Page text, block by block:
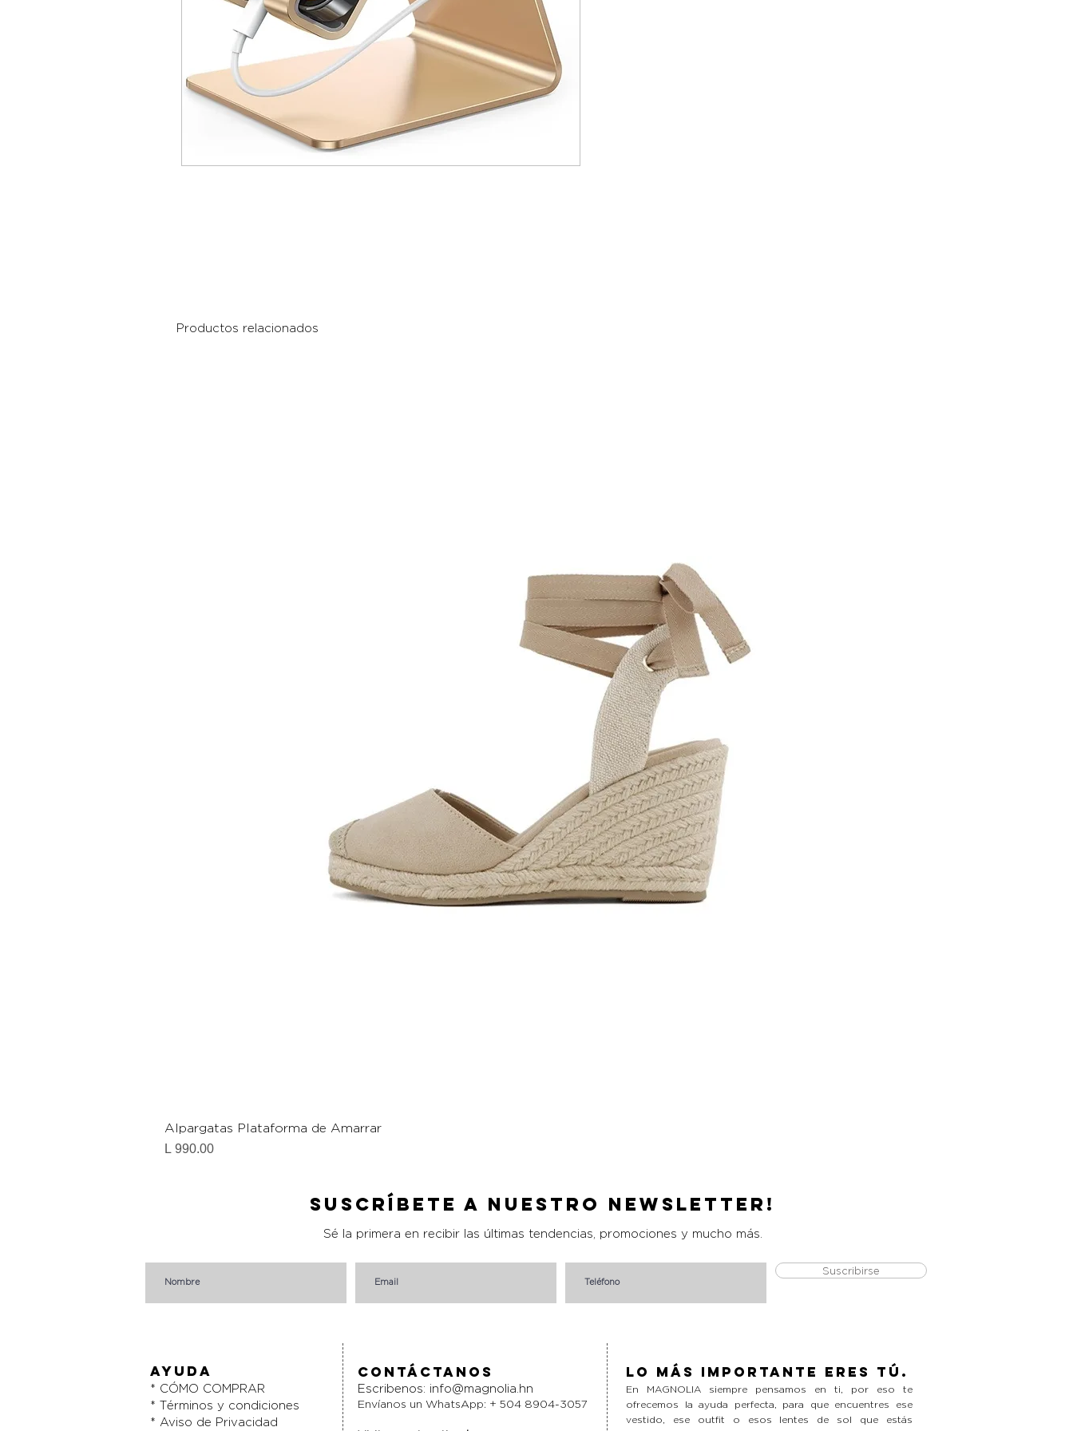
Productos relacionados
Alpargatas Plataforma de Amarrar
Precio
L 990.00
Suscríbete a nuestro Newsletter!
Sé la primera en recibir las últimas tendencias, promociones y mucho más.
Suscribirse
AYUDA
* CÓMO COMPRAR
* Términos y condiciones
* Aviso de Privacidad
Contáctanos
Escribenos: info@magnolia.hn
Envíanos un WhatsApp: + 504 8904-3057
Lo más importante eres tú.
En MAGNOLIA siempre pensamos en ti, por eso te
ofrecemos la ayuda perfecta, para que encuentres ese
vestido, ese outfit o esos lentes de sol que estás